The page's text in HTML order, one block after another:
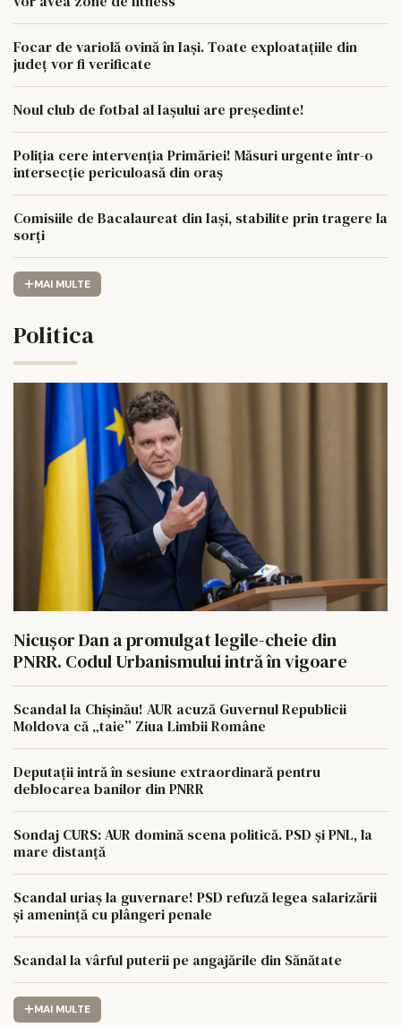
Focar de variolă ovină în Iași. Toate exploatațiile din
județ vor fi verificate
Noul club de fotbal al Iașului are președinte!
Poliția cere intervenția Primăriei! Măsuri urgente într-o
intersecție periculoasă din oraș
Comisiile de Bacalaureat din Iași, stabilite prin tragere la
sorți
MAI MULTE
Politica
Nicușor Dan a promulgat legile-cheie din
PNRR. Codul Urbanismului intră în vigoare
Scandal la Chișinău! AUR acuză Guvernul Republicii
Moldova că „taie” Ziua Limbii Române
Deputații intră în sesiune extraordinară pentru
deblocarea banilor din PNRR
Sondaj CURS: AUR domină scena politică. PSD și PNL, la
mare distanță
Scandal uriaș la guvernare! PSD refuză legea salarizării
și amenință cu plângeri penale
Scandal la vârful puterii pe angajările din Sănătate
MAI MULTE